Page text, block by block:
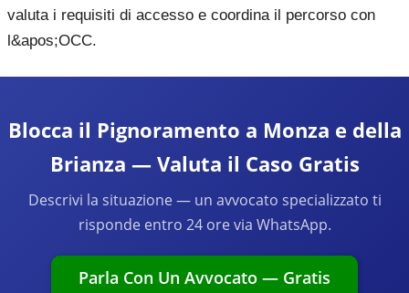
valuta i requisiti di accesso e coordina il percorso con
l&apos;OCC.
Blocca il Pignoramento a Monza e della
Brianza — Valuta il Caso Gratis
Descrivi la situazione — un avvocato specializzato ti
risponde entro 24 ore via WhatsApp.
Parla Con Un Avvocato — Gratis